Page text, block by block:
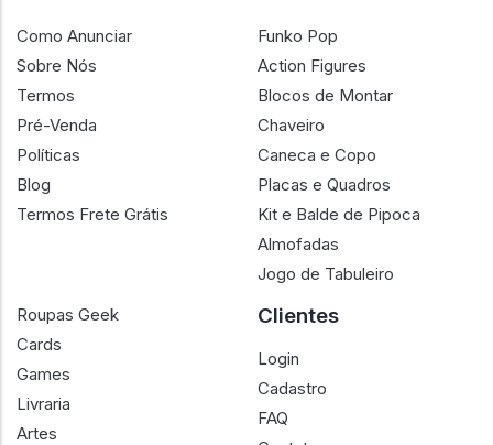
Como Anunciar
Sobre Nós
Termos
Pré-Venda
Políticas
Blog
Termos Frete Grátis
Funko Pop
Action Figures
Blocos de Montar
Chaveiro
Caneca e Copo
Placas e Quadros
Kit e Balde de Pipoca
Almofadas
Jogo de Tabuleiro
Roupas Geek
Cards
Games
Livraria
Artes
Clientes
Login
Cadastro
FAQ